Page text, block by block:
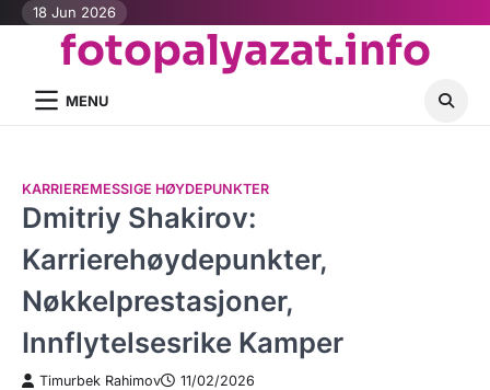
Skip18 Jun 2026
fotopalyazat.info
MENU
KARRIEREMESSIGE HØYDEPUNKTER
Dmitriy Shakirov:
Karrierehøydepunkter,
Nøkkelprestasjoner,
Innflytelsesrike Kamper
Timurbek Rahimov 11/02/2026